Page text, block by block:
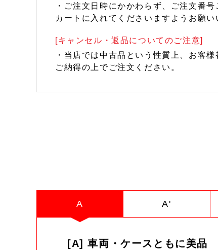
・ご注文日時にかかわらず、ご注文番
カートに入れてくださいますようお願い
[キャンセル・返品についてのご注意]
・当店では中古品という性質上、お客
ご納得の上でご注文ください。
A A'
[A] 車両・ケースともに美品